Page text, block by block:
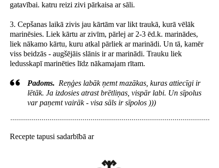
gatavībai. katru reizi zivi pārkaisa ar sāli.
3. Cepšanas laikā zivis jau kārtām var likt traukā, kurā vēlāk
marinēsies. Liek kārtu ar zivīm, pārlej ar 2-3 ēd.k. marinādes,
liek nākamo kārtu, kuru atkal pārliek ar marinādi. Un tā, kamēr
viss beidzās - augšējāis slānis ir ar marinādi. Trauku liek
ledusskapī marinēties līdz nākamajam rītam.
Padoms. Reņģes labāk ņemt mazākas, kuras attiecīgi ir
lētāk. Ja izdosies atrast brētliņas, vispār labi. Un sīpolus
var paņemt vairāk - visa sāls ir sīpolos )))
Recepte tapusi sadarbībā ar